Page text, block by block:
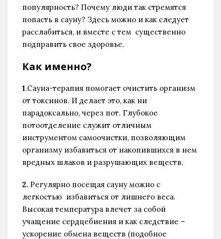
популярность? Почему люди так стремятся
попасть в сауну? Здесь можно и как следует
расслабиться, и вместе с тем существенно
подправить свое здоровье.
Как именно?
1.Сауна-терапия помогает очистить организм
от токсинов. И делает это, как ни
парадоксально, через пот. Глубокое
потоотделение служит отличным
инструментом самоочистки, позволяющим
организму избавиться от накопившихся в нем
вредных шлаков и разрушающих веществ.
2. Регулярно посещая сауну можно с
легкостью избавиться от лишнего веса.
Высокая температура влечет за собой
учащение сердцебиения и как следствие –
ускорение обмена веществ (подобное